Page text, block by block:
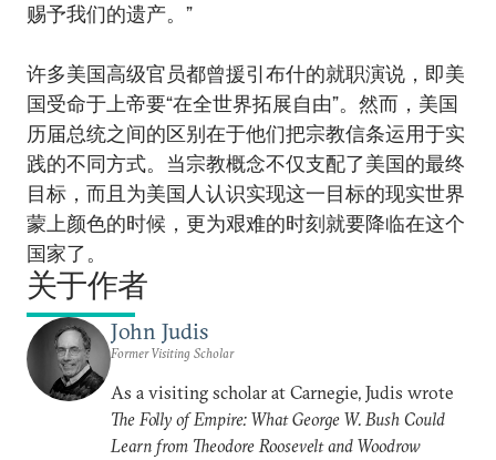
赐予我们的遗产。”
许多美国高级官员都曾援引布什的就职演说，即美
国受命于上帝要“在全世界拓展自由”。然而，美国
历届总统之间的区别在于他们把宗教信条运用于实
践的不同方式。当宗教概念不仅支配了美国的最终
目标，而且为美国人认识实现这一目标的现实世界
蒙上颜色的时候，更为艰难的时刻就要降临在这个
国家了。
关于作者
John Judis
Former Visiting Scholar
As a visiting scholar at Carnegie, Judis wrote
The Folly of Empire: What George W. Bush Could
Learn from Theodore Roosevelt and Woodrow